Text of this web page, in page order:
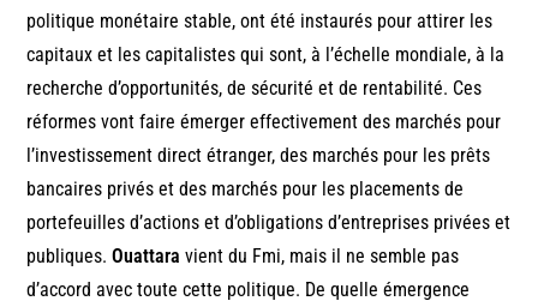
politique monétaire stable, ont été instaurés pour attirer les
capitaux et les capitalistes qui sont, à l’échelle mondiale, à la
recherche d’opportunités, de sécurité et de rentabilité. Ces
réformes vont faire émerger effectivement des marchés pour
l’investissement direct étranger, des marchés pour les prêts
bancaires privés et des marchés pour les placements de
portefeuilles d’actions et d’obligations d’entreprises privées et
publiques.Ouattara vient du Fmi, mais il ne semble pas
d’accord avec toute cette politique. De quelle émergence